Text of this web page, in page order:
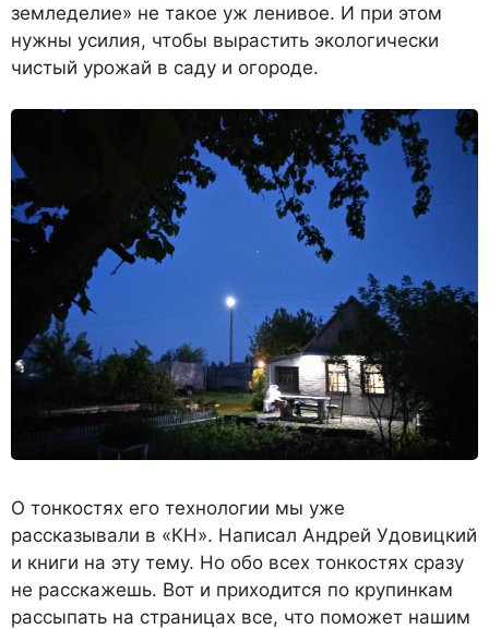
земледелие» не такое уж ленивое. И при этом
нужны усилия, чтобы вырастить экологически
чистый урожай в саду и огороде.
О тонкостях его технологии мы уже
рассказывали в «КН». Написал Андрей Удовицкий
и книги на эту тему. Но обо всех тонкостях сразу
не расскажешь. Вот и приходится по крупинкам
рассыпать на страницах все, что поможет нашим